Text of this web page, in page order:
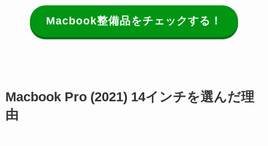
Macbook整備品をチェックする！
Macbook Pro (2021) 14インチを選んだ理
由